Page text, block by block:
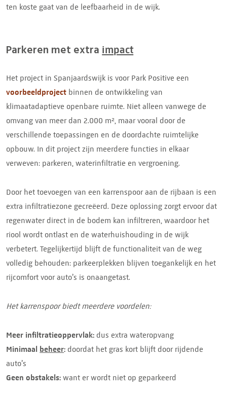
ten koste gaat van de leefbaarheid in de wijk.
Parkeren met extraimpact
Het project in Spanjaardswijk is voor Park Positive een
voorbeeldproject binnen de ontwikkeling van
klimaatadaptieve openbare ruimte. Niet alleen vanwege de
omvang van meer dan 2.000 m², maar vooral door de
verschillende toepassingen en de doordachte ruimtelijke
opbouw. In dit project zijn meerdere functies in elkaar
verweven: parkeren, waterinfiltratie en vergroening.
Door het toevoegen van een karrenspoor aan de rijbaan is een
extra infiltratiezone gecreëerd. Deze oplossing zorgt ervoor dat
regenwater direct in de bodem kan infiltreren, waardoor het
riool wordt ontlast en de waterhuishouding in de wijk
verbetert. Tegelijkertijd blijft de functionaliteit van de weg
volledig behouden: parkeerplekken blijven toegankelijk en het
rijcomfort voor auto’s is onaangetast.
Het karrenspoor biedt meerdere voordelen:
Meer infiltratieoppervlak: dus extra wateropvang
Minimaal beheer: doordat het gras kort blijft door rijdende
auto’s
Geen obstakels: want er wordt niet op geparkeerd